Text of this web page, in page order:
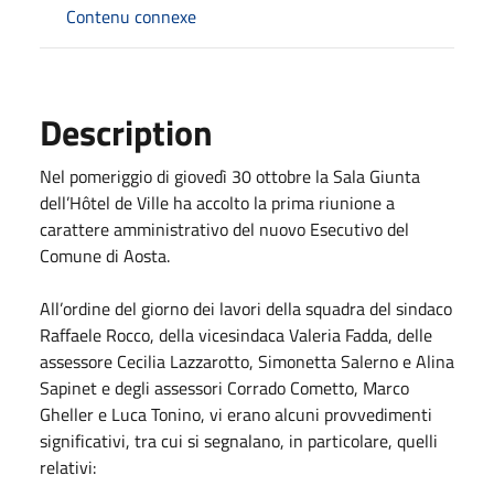
Contenu connexe
Description
Nel pomeriggio di giovedì 30 ottobre la Sala Giunta
dell’Hôtel de Ville ha accolto la prima riunione a
carattere amministrativo del nuovo Esecutivo del
Comune di Aosta.
All’ordine del giorno dei lavori della squadra del sindaco
Raffaele Rocco, della vicesindaca Valeria Fadda, delle
assessore Cecilia Lazzarotto, Simonetta Salerno e Alina
Sapinet e degli assessori Corrado Cometto, Marco
Gheller e Luca Tonino, vi erano alcuni provvedimenti
significativi, tra cui si segnalano, in particolare, quelli
relativi: